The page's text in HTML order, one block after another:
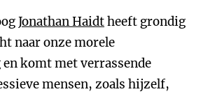
Jonathan Haidtheeft grondig
naar onze morele
komt met verrassende
mensen, zoals hijzelf,